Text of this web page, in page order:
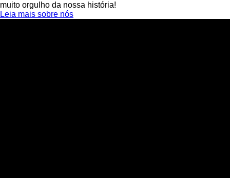
muito orgulho da nossa história!
Leia mais sobre nós